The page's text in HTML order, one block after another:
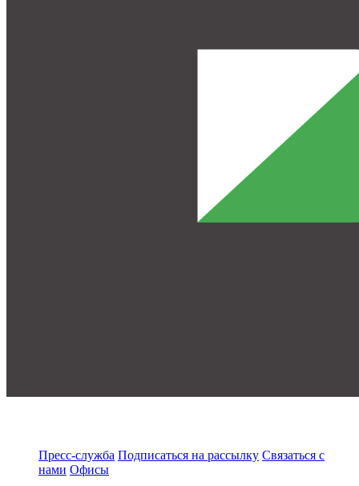
Пресс-служба Подписаться на рассылку Связаться с
нами Офисы